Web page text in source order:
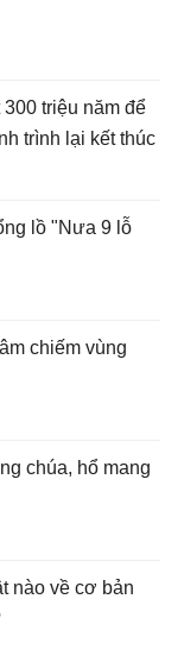
triệu năm để
trình lại kết thúc
lồ "Nưa 9 lỗ
chiếm vùng
chúa, hổ mang
nào về cơ bản